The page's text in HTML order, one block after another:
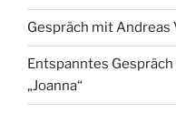
Gespräch mit Andreas
Entspanntes
„Joanna“